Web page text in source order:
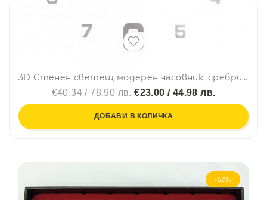
3D Стенен светещ модерен часовник, сребрист - SILVER, Home Decor Clock 3D, DC-163
€40.34 / 78.90 лв.€23.00 / 44.98 лв.
ДОБАВИ В КОЛИЧКА
-52%